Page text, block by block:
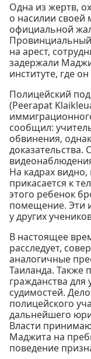
Одна из жертв,
о насилии своей
официальной
на арест,
задержали
институте, где
Полицейский
(Peerapat
сообщил:
обвинения,
доказательства.
На кадрах
прикасается к
этого ребенок
помещение. Эти
у других
В настоящее
расследует,
аналогичные
Таиланда. Также
гражданства
судимостей.
полицейского
дальнейшего
Власти
Маджита на
поведение